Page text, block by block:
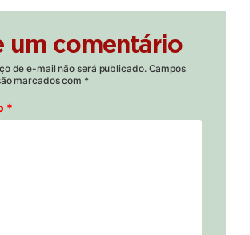
um comentário
de e-mail não será publicado. Campos
marcados com *
*